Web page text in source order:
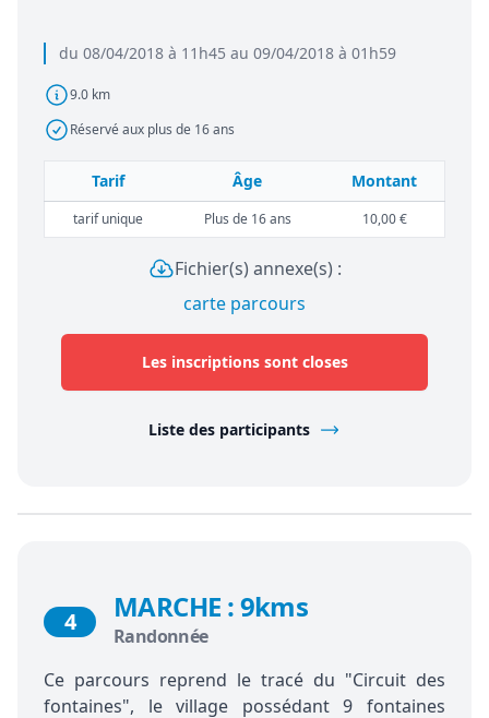
du 08/04/2018 à 11h45 au 09/04/2018 à 01h59
9.0 km
Réservé aux plus de 16 ans
Tarif Âge Montant
tarif unique Plus de 16 ans 10,00 €
Fichier(s) annexe(s) :
carte parcours
Les inscriptions sont closes
Liste des participants
4 MARCHE : 9kms
Randonnée
Ce parcours reprend le tracé du "Circuit des
fontaines", le village possédant 9 fontaines